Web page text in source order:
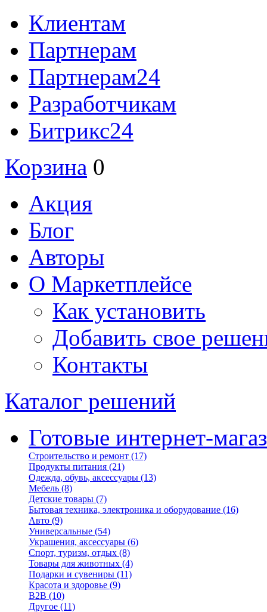
Клиентам
Партнерам
Партнерам24
Разработчикам
Битрикс24
Корзина 0
Акция
Блог
Авторы
О Маркетплейсе
Как установить
Добавить свое
Контакты
Каталог решений
Готовые интернет-
Строительство и ремонт (17)
Продукты питания (21)
Одежда, обувь, аксессуары (13)
Мебель (8)
Детские товары (7)
Бытовая техника, электроника и оборудование (16)
Авто (9)
Универсальные (54)
Украшения, аксессуары (6)
Спорт, туризм, отдых (8)
Товары для животных (4)
Подарки и сувениры (11)
Красота и здоровье (9)
B2B (10)
Другое (11)